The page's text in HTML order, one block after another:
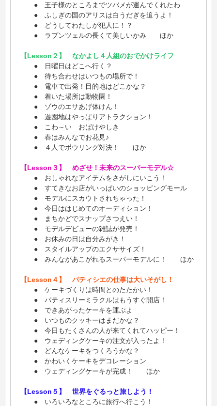
● 王子様のところまでツバメが運んでくれたわ
● ふしぎの国のアリスは白うだぎを追うよ！
● どうしてわたしが犯人に！？
● ラプンツェルの長くて美しいかみ ほか
【Lesson２】 なかよし４人組のおでかけライフ
● 日曜日はどこへ行く？
● 待ち合わせはいつもの場所で！
● 電車で出発！目的地はどこかな？
● 着いた場所は動物園！
● ゾウのエサあげ体けん！
● 遊園地はやっぱりアトラクション！
● こわ～い おばけやしき
● 春はみんなでお花見♪
● ４人でボウリング対決！ ほか
【Lesson３】 めざせ！未来のスーパーモデル☆
● おしゃれなアイテムをさがしにいこう！
● すてきなお店がいっぱいのショッピングモール
● モデルにスカウトされちゃった！
● 今日ははじめてのオーディション！
● まちかどでスナップさつえい！
● モデルデビューの雑誌が発売！
● お休みの日は自分みがき！
● スタイルアップのエクササイズ！
● みんながあこがれるスーパーモデルに！ ほか
【Lesson４】 パティシエの仕事は大いそがし！
● ケーキづくりは時間とのたたかい！
● パティスリーミラクルはもうすぐ開店！
● できあがったケーキを運ぶよ
● いつものクッキーはまだかな？
● 今日もたくさんの人が来てくれてハッピー！
● ウェディングケーキの注文が入ったよ！
● どんなケーキをつくろうかな？
● かわいくケーキをデコレーション
● ウェディングケーキが完成！ ほか
【Lesson５】 世界をぐるっと旅しよう！
● いろいろなところに旅行へ行こう！